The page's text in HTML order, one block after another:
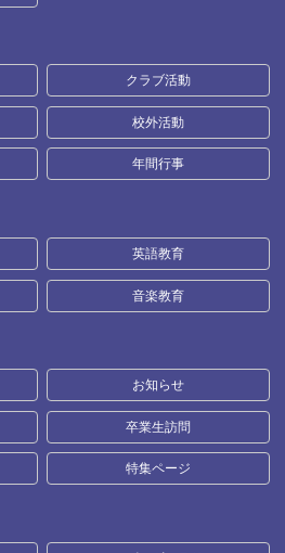
クラブ活動
校外活動
年間行事
英語教育
音楽教育
お知らせ
卒業生訪問
特集ページ